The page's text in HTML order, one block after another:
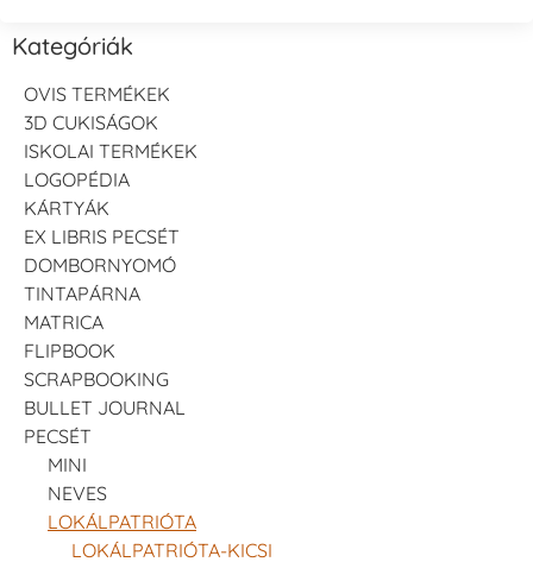
Kategóriák
OVIS TERMÉKEK
3D CUKISÁGOK
ISKOLAI TERMÉKEK
LOGOPÉDIA
KÁRTYÁK
EX LIBRIS PECSÉT
DOMBORNYOMÓ
TINTAPÁRNA
MATRICA
FLIPBOOK
SCRAPBOOKING
BULLET JOURNAL
PECSÉT
MINI
NEVES
LOKÁLPATRIÓTA
LOKÁLPATRIÓTA-KICSI